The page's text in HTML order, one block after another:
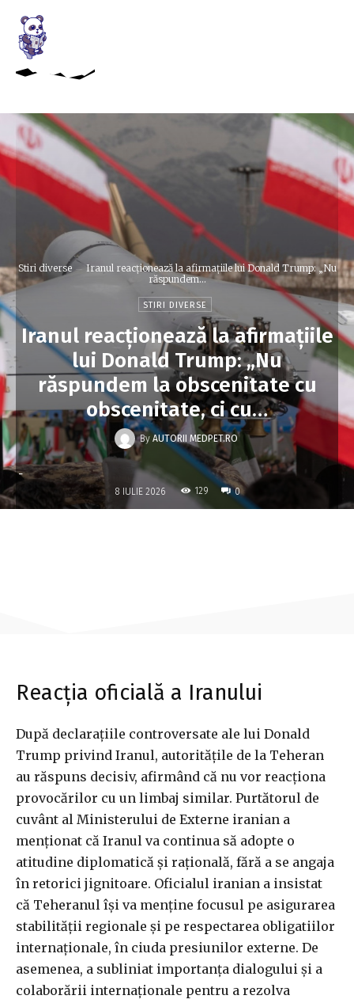
Stiri diverse
Iranul reacționează la afirmațiile lui Donald Trump: „Nu
răspundem...
STIRI DIVERSE
Iranul reacționează la afirmațiile
lui Donald Trump: „Nu
răspundem la obscenitate cu
obscenitate, ci cu…
By AUTORII MEDPET.RO
-
8 IULIE 2026 129 0
Reacția oficială a Iranului
După declarațiile controversate ale lui Donald
Trump privind Iranul, autoritățile de la Teheran
au răspuns decisiv, afirmând că nu vor reacționa
provocărilor cu un limbaj similar. Purtătorul de
cuvânt al Ministerului de Externe iranian a
menționat că Iranul va continua să adopte o
atitudine diplomatică și rațională, fără a se angaja
în retorici jignitoare. Oficialul iranian a insistat
că Teheranul își va menține focusul pe asigurarea
stabilității regionale și pe respectarea obligatiilor
internaționale, în ciuda presiunilor externe. De
asemenea, a subliniat importanța dialogului și a
colaborării internaționale pentru a rezolva